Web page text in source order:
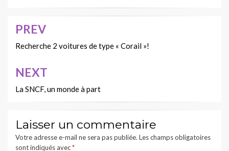
Navigation
de
l’article
PREV
Recherche 2 voitures de type « Corail »!
NEXT
La SNCF, un monde à part
Laisser un commentaire
Votre adresse e-mail ne sera pas publiée. Les champs obligatoires
sont indiqués avec*